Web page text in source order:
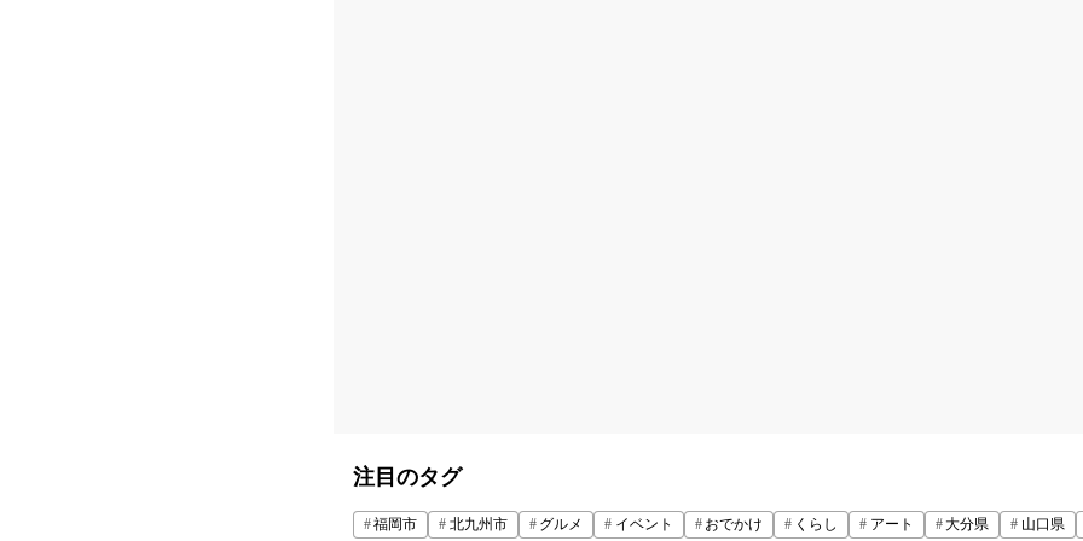
注目のタグ
福岡市 北九州市 グルメ イベント おでかけ くらし アート 大分県 山口県